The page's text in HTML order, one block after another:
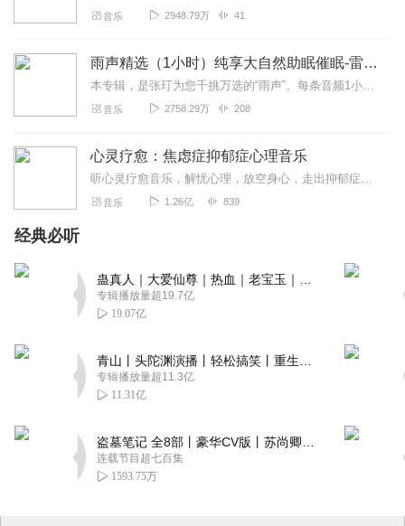
音乐 2948.79万 41
雨声精选（1小时）纯享大自然助眠催眠-雷雨声，下雨
本专辑，是张玎为您千挑万选的“雨声”。每条音频1小时，中间没有打扰。有轻柔细雨、淅淅沥沥；雨滴入水，滴答作响；隐隐雷声，隆隆为伴；流水潺潺，映入耳畔。这里没有音...
音乐 2758.29万 208
心灵疗愈：焦虑症抑郁症心理音乐
听心灵疗愈音乐，解忧心理，放空身心，走出抑郁症、焦虑症、恐惧症等情绪困扰。疗愈音乐=心灵养生最有效的聆听建议：步骤一、选择安静的环境，闭目静卧或坐。步骤二、根据...
音乐 1.26亿 839
经典必听
专辑播放量超19.7亿
19.07亿
专辑播放量超11.3亿
11.31亿
连载节目超七百集
1593.75万